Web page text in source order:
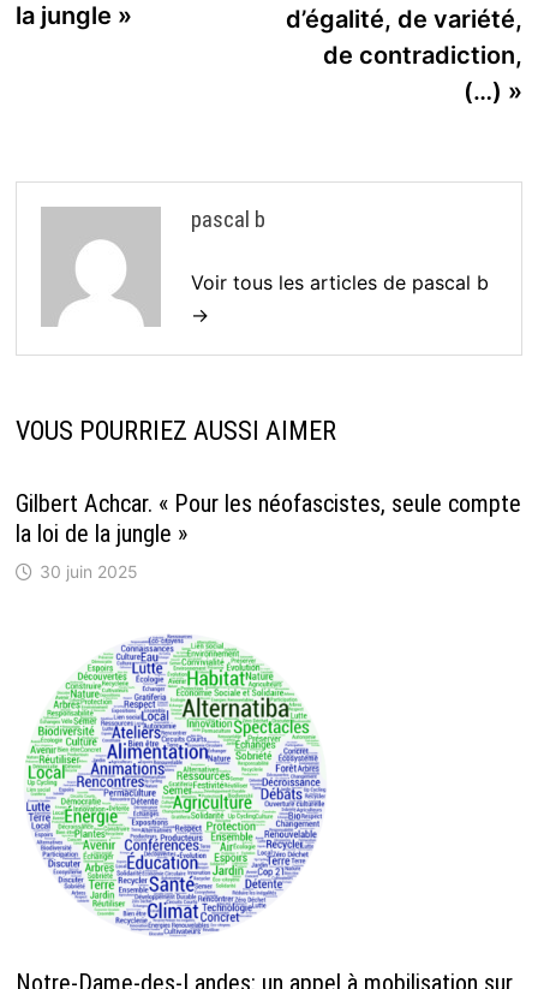
la jungle »
d’égalité, de variété,
de contradiction,
(…) »
pascal b
Voir tous les articles de pascal b
→
VOUS POURRIEZ AUSSI AIMER
Gilbert Achcar. « Pour les néofascistes, seule compte
la loi de la jungle »
30 juin 2025
Notre-Dame-des-Landes: un appel à mobilisation sur